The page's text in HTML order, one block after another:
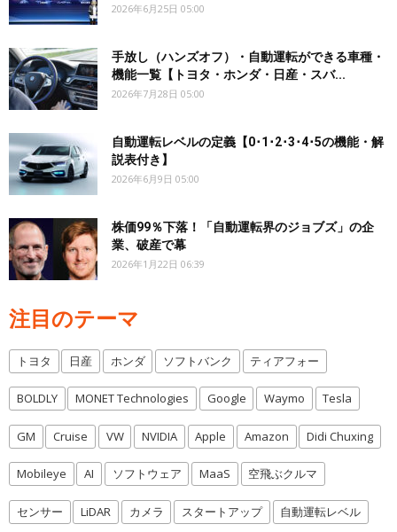
2026年6月25日 05:00
手放し（ハンズオフ）・自動運転ができる車種・
機能一覧【トヨタ・ホンダ・日産・スバ...
2026年7月28日 05:00
自動運転レベルの定義【0･1･2･3･4･5の機能・解
説表付き】
2026年6月9日 05:00
株価99％下落！「自動運転界のジョブズ」の企
業、破産で幕
2026年1月22日 06:39
注目のテーマ
トヨタ 日産 ホンダ ソフトバンク ティアフォー
BOLDLY MONET Technologies Google Waymo Tesla
GM Cruise VW NVIDIA Apple Amazon Didi Chuxing
Mobileye AI ソフトウェア MaaS 空飛ぶクルマ
センサー LiDAR カメラ スタートアップ 自動運転レベル